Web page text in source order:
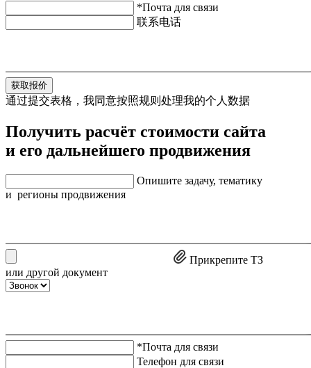
*Почта для связи
联系电话
获取报价
通过提交表格，我同意按照规则处理我的个人数据
Получить расчёт стоимости сайта
и его дальнейшего продвижения
Опишите задачу, тематику
и регионы продвижения
Прикрепите ТЗ
или другой документ
*Почта для связи
Телефон для связи